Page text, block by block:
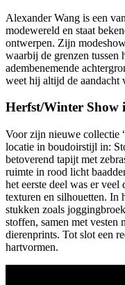
Alexander Wang is een
modewereld en staat
ontwerpen. Zijn
waarbij de grenzen tussen
adembenemende
weet hij altijd de aandacht
Herfst/Winter Show
Voor zijn nieuwe collectie
locatie in boudoirstijl in:
betoverend tapijt met
ruimte in rood licht
het eerste deel was er
texturen en silhouetten. In
stukken zoals
stoffen, samen met vesten
dierenprints. Tot slot een
hartvormen.